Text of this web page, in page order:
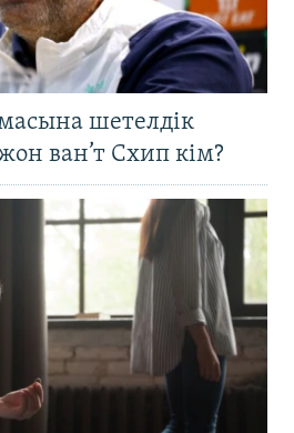
шетелдік
ван’т Схип кім?